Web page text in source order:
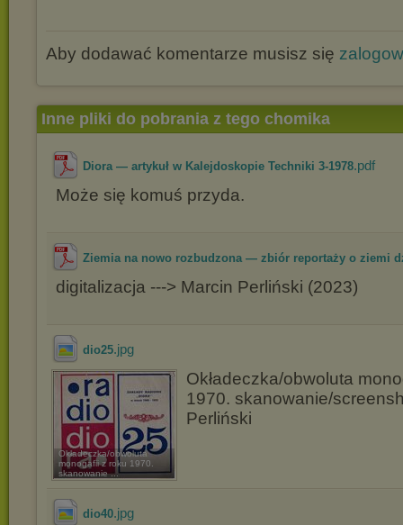
Aby dodawać komentarze musisz się
Inne pliki do pobrania z tego chomika
Diora — artykuł w Kalejdoskopie Techniki 3-1978.pdf
Może się komuś przyda.
Ziemia na nowo rozbudzona — zbiór reportaży o ziemi
digitalizacja ---> Marcin Perliński (2023)
dio25.jpg
Okładeczka/obwoluta
monogafii z roku 1970.
skanowanie ...
Okładeczka/obwoluta
1970. skanowanie/
Perliński
dio40.jpg